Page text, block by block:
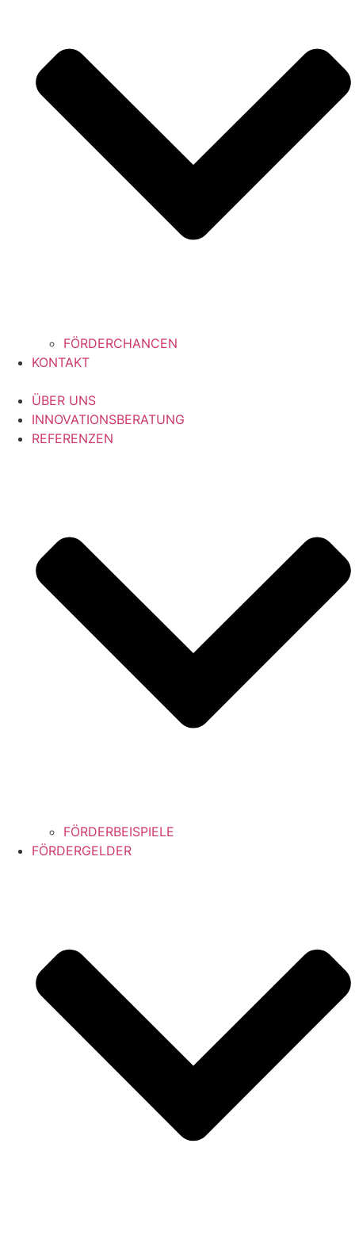
FÖRDERCHANCEN
KONTAKT
ÜBER UNS
INNOVATIONSBERATUNG
REFERENZEN
FÖRDERBEISPIELE
FÖRDERGELDER